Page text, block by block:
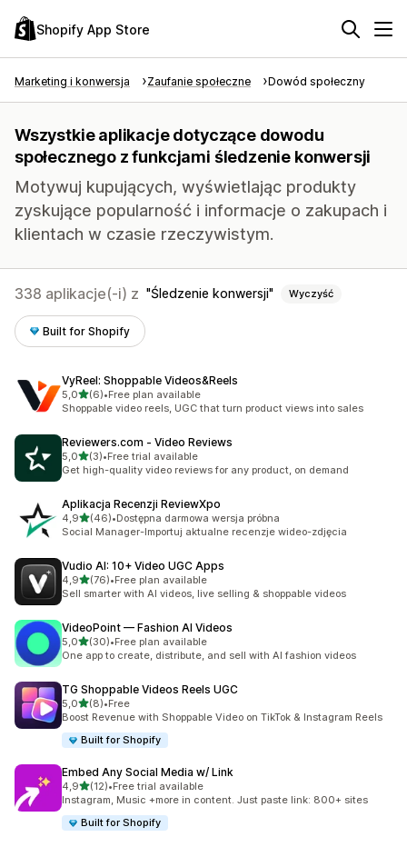
Shopify App Store
Marketing i konwersja Zaufanie społeczne Dowód społeczny
Wszystkie aplikacje dotyczące dowodu
społecznego z funkcjami śledzenie konwersji
Motywuj kupujących, wyświetlając produkty
zyskujące popularność i informacje o zakupach i
klientach w czasie rzeczywistym.
338 aplikacje(-i) z Śledzenie konwersji Wyczyść
Built for Shopify
VyReel: Shoppable Videos&Reels
5,0na 5 gwiazdek
(6)
Łączna liczba recenzji: 6
•Free plan available
Shoppable video reels, UGC that turn product views into sales
Reviewers.com ‑ Video Reviews
5,0na 5 gwiazdek
(3)
Łączna liczba recenzji: 3
•Free trial available
Get high-quality video reviews for any product, on demand
Aplikacja Recenzji ReviewXpo
4,9na 5 gwiazdek
(46)
Łączna liczba recenzji: 46
•Dostępna darmowa wersja próbna
Social Manager-Importuj aktualne recenzje wideo-zdjęcia
Vudio AI: 10+ Video UGC Apps
4,9na 5 gwiazdek
(76)
Łączna liczba recenzji: 76
•Free plan available
Sell smarter with AI videos, live selling & shoppable videos
VideoPoint — Fashion AI Videos
5,0na 5 gwiazdek
(30)
Łączna liczba recenzji: 30
•Free plan available
One app to create, distribute, and sell with AI fashion videos
TG Shoppable Videos Reels UGC
5,0na 5 gwiazdek
(8)
Łączna liczba recenzji: 8
•Free
Boost Revenue with Shoppable Video on TikTok & Instagram Reels
Built for Shopify
Embed Any Social Media w/ Link
4,9na 5 gwiazdek
(12)
Łączna liczba recenzji: 12
•Free trial available
Instagram, Music +more in content. Just paste link: 800+ sites
Built for Shopify